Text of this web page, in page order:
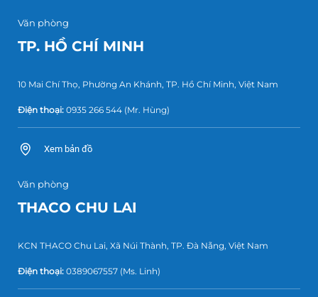
Văn phòng
TP. HỒ CHÍ MINH
10 Mai Chí Thọ, Phường An Khánh, TP. Hồ Chí Minh, Việt Nam
Điện thoại: 0935 266 544 (Mr. Hùng)
Xem bản đồ
Văn phòng
THACO CHU LAI
KCN THACO Chu Lai, Xã Núi Thành, TP. Đà Nẵng, Việt Nam
Điện thoại: 0389067557 (Ms. Linh)